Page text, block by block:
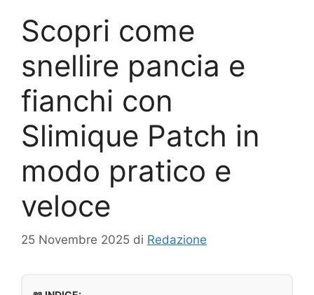
Scopri come
snellire pancia e
fianchi con
Slimique Patch in
modo pratico e
veloce
25 Novembre 2025 di Redazione